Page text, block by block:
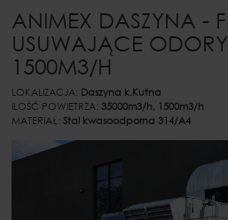
ANIMEX DASZYNA -
USUWAJĄCE
1500M3/H
LOKALIZACJA: Daszyna k.Kutna
ILOŚĆ POWIETRZA: 35000m3/h, 1500m3/h
MATERIAŁ:Stal kwasoodporna 314/A4